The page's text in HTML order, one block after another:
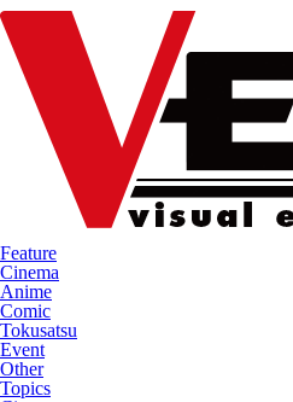
Feature
Cinema
Anime
Comic
Tokusatsu
Event
Other
Topics